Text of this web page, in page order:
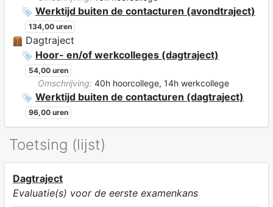
Werktijd buiten de contacturen (avondtraject)
134,00 uren
Dagtraject
Hoor- en/of werkcolleges (dagtraject)
54,00 uren
Omschrijving: 40h hoorcollege, 14h werkcollege
Werktijd buiten de contacturen (dagtraject)
96,00 uren
Toetsing (lijst)
Dagtraject
Evaluatie(s) voor de eerste examenkans